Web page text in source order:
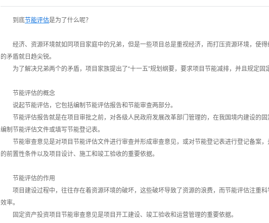
新技术和新工艺的...
企业碳排放报告编...
温室气体清单编制
通航论证
防洪评价
林业评估
选址规划
到底节能评估是为了什么呢？
经济、资源环境就如同项目家庭中的兄弟，但是一些项目总是重视经济，而打压资源环境，使
的矛盾就日趋尖锐。
为了解决兄弟两个的矛盾，项目家族提出了“十一五”规划纲要，要求项目节能减排，并且规定固
节能评估的概念
说起节能评估，它包括编制节能评估报告和节能审查两部分。
节能评估报告就是在项目审批之前，对各级人民政府发展改革部门管理的，在我国境内建设的
编制节能评估文件或填写节能登记表。
节能审查意见是对项目节能评估文件进行审查并形成审查意见，或对节能登记表进行登记备案
的前置性条件以及项目设计、施工和竣工验收的重要依据。
节能评估的作用
项目建设过程中，往往存在着资源环境的破坏，这些破坏导致了资源的浪费，而节能评估注重
效率。
固定资产投资项目节能审查意见是项目开工建设、竣工验收和运营管理的重要依据。